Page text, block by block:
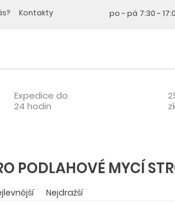
Kontakty po - pá 7:30 -
Expedice do
24 hodin
PODLAHOVÉ MYCÍ
Nejdražší